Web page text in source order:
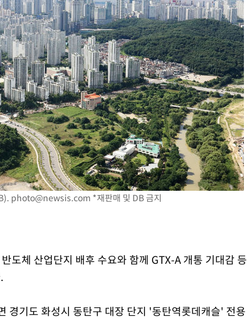
은 중
두차
후
photo@newsis.com *재판매 및 DB 금지
도체 산업단지 배후 수요와 함께 GTX-A 개통 기대감 등
경기도 화성시 동탄구 대장 단지 '동탄역롯데캐슬' 전용